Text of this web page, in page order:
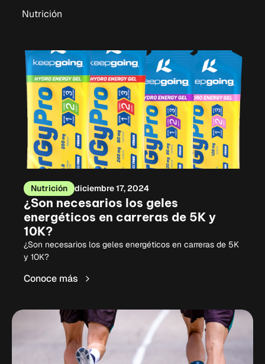
Nutrición
Nutrición diciembre 17, 2024
¿Son necesarios los geles
energéticos en carreras de 5K y
10K?
¿Son necesarios los geles energéticos en carreras de 5K
y 10K?
Conoce más